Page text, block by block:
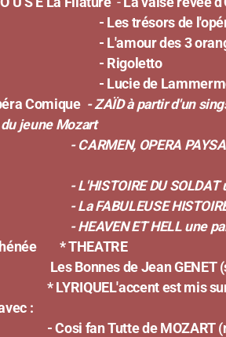
trésors de l'opérette
des 3
de
Comique - ZAÏD à partir d'un
jeune Mozart
OPERA PAYSAGE
DU SOLDAT un
HISTOIRE DE
HEAVEN ET HELL une
* THEATRE
de Jean GENET
L'accent est mis
:
Tutte de MOZART